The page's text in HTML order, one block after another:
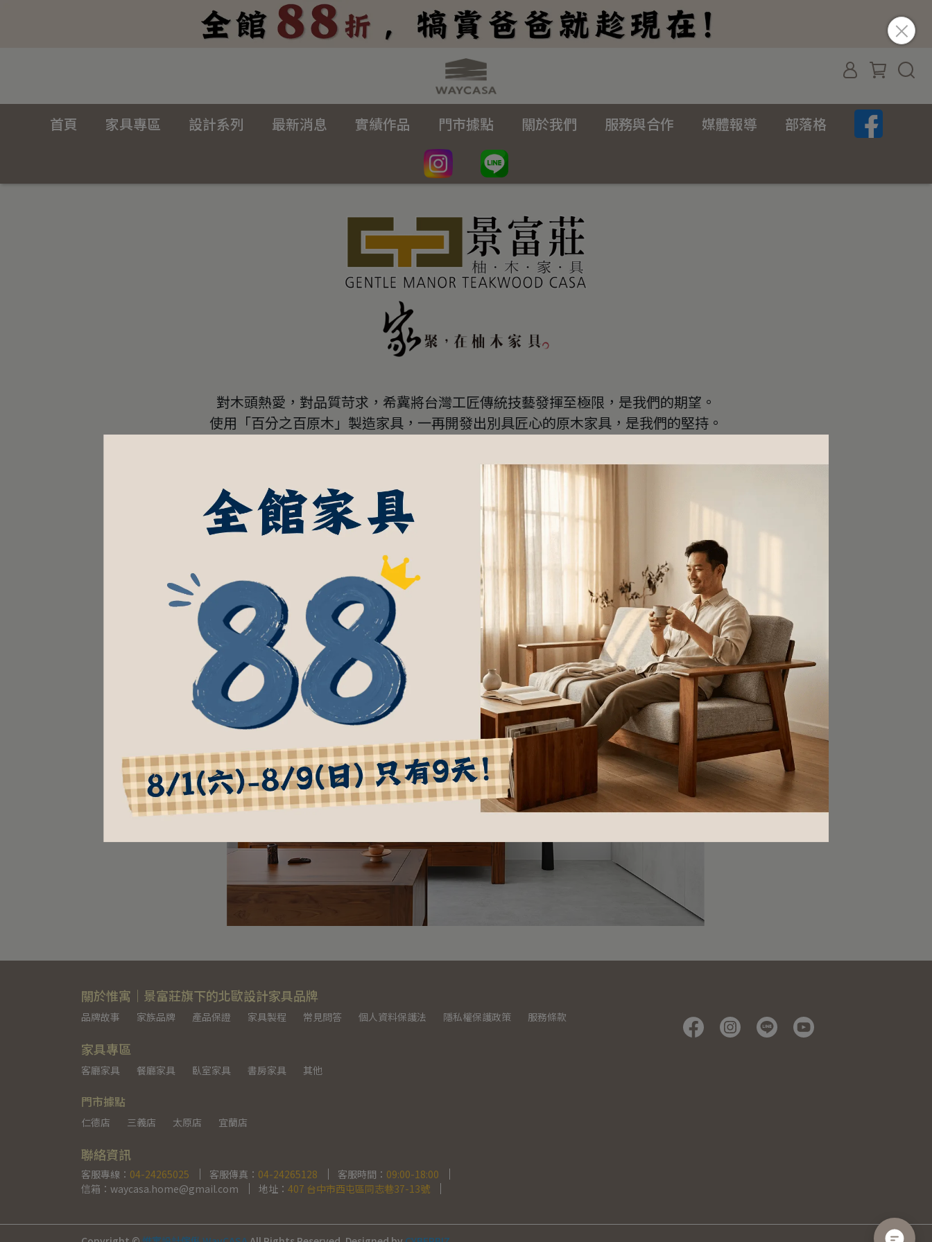
首頁 家具專區 設計系列 最新消息 實績作品 門市據點 關於我們 服務與合作 媒體報導 部落格
對木頭熱愛，對品質苛求，希冀將台灣工匠傳統技藝發揮至極限，是我們的期望。
使用「百分之百原木」製造家具，一再開發出別具匠心的原木家具，是我們的堅持。
木頭乘載了世代的情感和記憶，每一次的觸摸都能夠喚醒那最幸福的回憶，
無論是吃飯、看書、喝茶、聊天，滿滿又濃烈的家常記憶立刻湧上心頭。
當您擁有景富莊柚木家具，就如同擁有傳家寶般，
在世世代代的家聚中，代代相傳。
關於惟寓｜景富莊旗下的北歐設計家具品牌
品牌故事 家族品牌 產品保證 家具製程 常見問答 個人資料保護法 隱私權保護政策 服務條款
家具專區
客廳家具 餐廳家具 臥室家具 書房家具 其他
門市據點
仁德店 三義店 太原店 宜蘭店
聯絡資訊
客服專線： 04-24265025 客服傳真： 04-24265128 客服時間： 09:00-18:00
信箱：waycasa.home@gmail.com
地址： 407 台中市西屯區同志巷37-13號